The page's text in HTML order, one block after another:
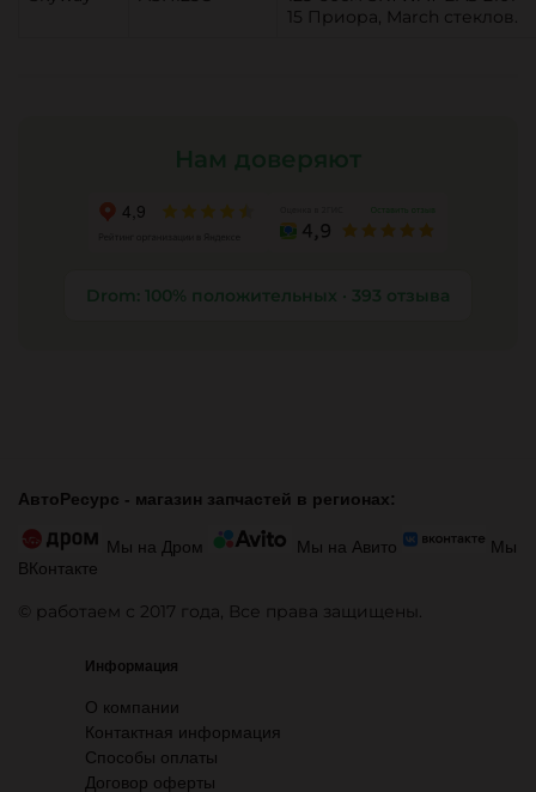
15 Приора, March стеклов.
Нам доверяют
Drom: 100% положительных · 393 отзыва
АвтоРесурс - магазин запчастей в регионах:
Мы на Дром Мы на Авито
Мы
ВКонтакте
© работаем с 2017 года, Все права защищены.
Информация
О компании
Контактная информация
Способы оплаты
Договор оферты